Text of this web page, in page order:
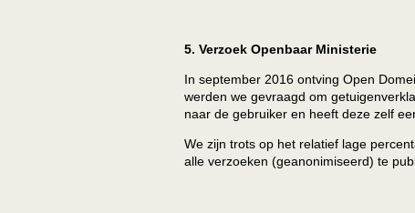
5. Verzoek Openbaar Ministerie
In september 2016 ontving Open
werden we gevraagd om
naar de gebruiker en heeft deze zelf
We zijn trots op het relatief lage
alle verzoeken (geanonimiseerd) te